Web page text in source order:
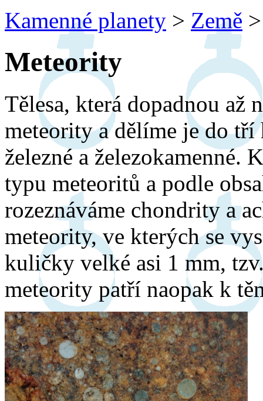
Kamenné planety > Země >
Meteority
Tělesa, která dopadnou až
meteority a dělíme je do
železné a železokamenné.
typu meteoritů a podle
rozeznáváme chondrity a
meteority, ve kterých se
kuličky velké asi 1 mm,
meteority patří naopak k